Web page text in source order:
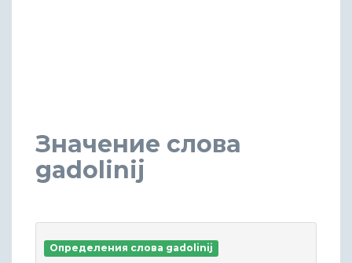
Значение слова
gadolinij
Определения слова gadolinij